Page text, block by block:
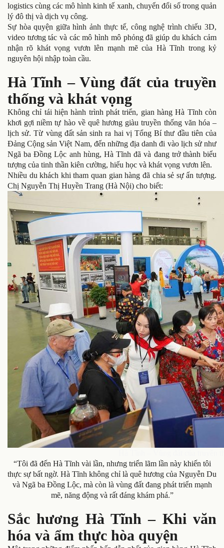
logistics cùng các mô hình kinh tế xanh, chuyển đổi số trong quản
lý đô thị và dịch vụ công.
Sự hòa quyện giữa hình ảnh thực tế, công nghệ trình chiếu 3D,
video tương tác và các mô hình mô phỏng đã giúp du khách cảm
nhận rõ khát vọng vươn lên mạnh mẽ của Hà Tĩnh trong kỷ
nguyên hội nhập toàn cầu.
Hà Tĩnh – Vùng đất của truyền
thống và khát vọng
Không chỉ tái hiện hành trình phát triển, gian hàng Hà Tĩnh còn
khơi gợi niềm tự hào về quê hương giàu truyền thống văn hóa –
lịch sử. Từ vùng đất sản sinh ra hai vị Tổng Bí thư đầu tiên của
Đảng Cộng sản Việt Nam, đến những địa danh đi vào lịch sử như
Ngã ba Đồng Lộc anh hùng, Hà Tĩnh đã và đang trở thành biểu
tượng của tinh thần kiên cường, hiếu học và khát vọng vươn lên.
Nhiều du khách khi tham quan gian hàng đã chia sẻ sự ấn tượng.
Chị Nguyễn Thị Huyền Trang (Hà Nội) cho biết:
“Tôi đã đến Hà Tĩnh vài lần, nhưng triển lãm lần này khiến tôi
thực sự bất ngờ. Hà Tĩnh không chỉ là quê hương của Nguyễn Du
và Ngã ba Đồng Lộc, mà còn là vùng đất đang phát triển mạnh
mẽ, năng động và rất đáng khám phá.”
Sắc hương Hà Tĩnh – Khi văn
hóa và ẩm thực hòa quyện